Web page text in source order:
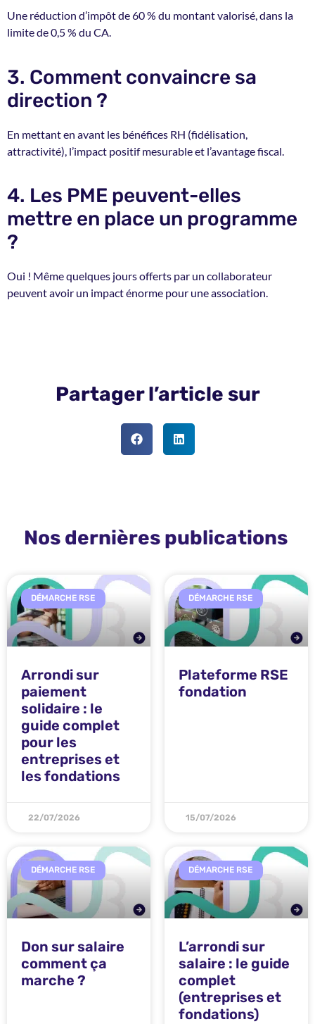
Une réduction d’impôt de 60 % du montant valorisé, dans la
limite de 0,5 % du CA.
3. Comment convaincre sa
direction ?
En mettant en avant les bénéfices RH (fidélisation,
attractivité), l’impact positif mesurable et l’avantage fiscal.
4. Les PME peuvent-elles
mettre en place un programme
?
Oui ! Même quelques jours offerts par un collaborateur
peuvent avoir un impact énorme pour une association.
Partager l’article sur
Nos dernières publications
DÉMARCHE RSE
Arrondi sur
paiement
solidaire : le
guide complet
pour les
entreprises et
les fondations
22/07/2026
DÉMARCHE RSE
Plateforme RSE
fondation
15/07/2026
DÉMARCHE RSE
Don sur salaire
comment ça
marche ?
DÉMARCHE RSE
L’arrondi sur
salaire : le guide
complet
(entreprises et
fondations)